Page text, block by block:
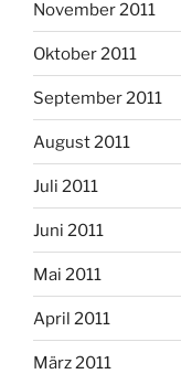
November 2011
Oktober 2011
September 2011
August 2011
Juli 2011
Juni 2011
Mai 2011
April 2011
März 2011